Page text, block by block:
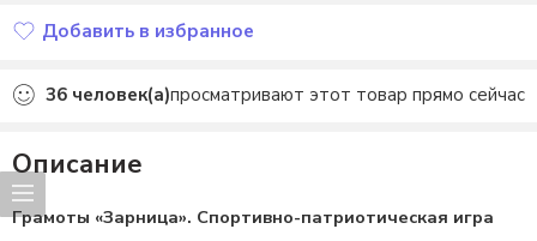
Добавить в избранное
36 человек(а)просматривают этот товар прямо сейчас
Описание
Грамоты «Зарница». Спортивно-патриотическая игра